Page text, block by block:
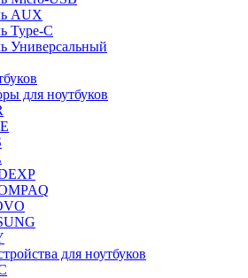
AUX
Type-C
Универсальный
для ноутбуков
для ноутбуков